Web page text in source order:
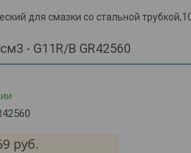
для смазки со стальной
- G11R/B GR42560
руб.